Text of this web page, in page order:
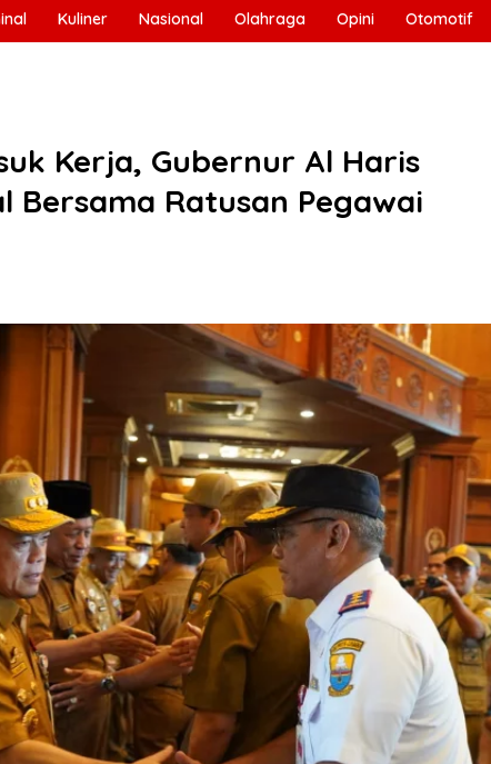
Kuliner Nasional Olahraga Opini Otomotif
Kerja, Gubernur Al Haris
Bersama Ratusan Pegawai